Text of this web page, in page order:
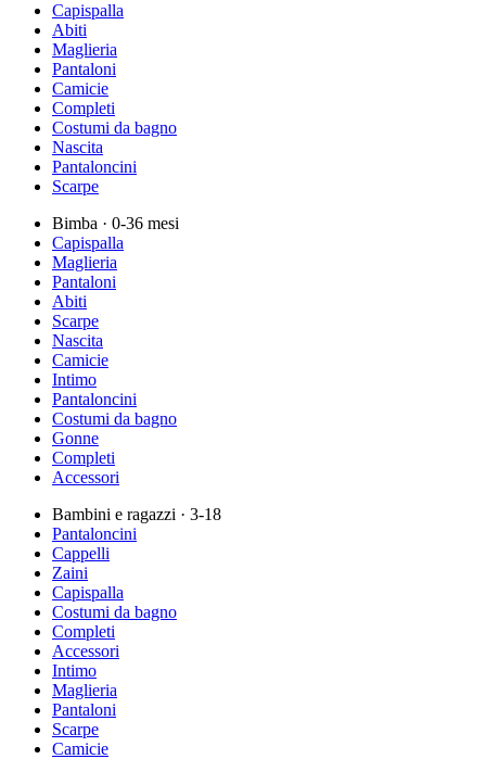
Capispalla
Abiti
Maglieria
Pantaloni
Camicie
Completi
Costumi da bagno
Nascita
Pantaloncini
Scarpe
Bimba · 0-36 mesi
Capispalla
Maglieria
Pantaloni
Abiti
Scarpe
Nascita
Camicie
Intimo
Pantaloncini
Costumi da bagno
Gonne
Completi
Accessori
Bambini e ragazzi · 3-18
Pantaloncini
Cappelli
Zaini
Capispalla
Costumi da bagno
Completi
Accessori
Intimo
Maglieria
Pantaloni
Scarpe
Camicie